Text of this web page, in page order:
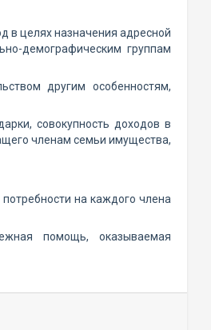
в целях назначения адресной
демографическим группам
другим особенностям,
совокупность доходов в
членам семьи имущества,
на каждого члена
помощь, оказываемая